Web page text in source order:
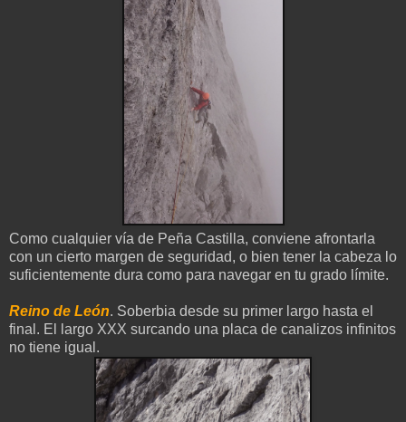
Como cualquier vía de Peña Castilla, conviene afrontarla
con un cierto margen de seguridad, o bien tener la cabeza lo
suficientemente dura como para navegar en tu grado límite.
Reino de León. Soberbia desde su primer largo hasta el
final. El largo XXX surcando una placa de canalizos infinitos
no tiene igual.